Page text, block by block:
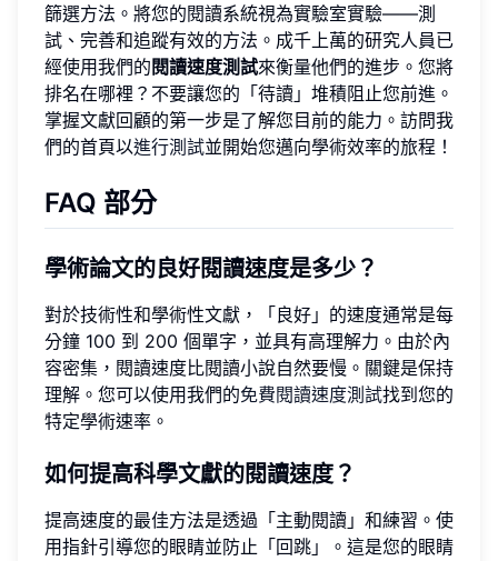
篩選方法。將您的閱讀系統視為實驗室實驗——測
試、完善和追蹤有效的方法。成千上萬的研究人員已
經使用我們的閱讀速度測試來衡量他們的進步。您將
排名在哪裡？不要讓您的「待讀」堆積阻止您前進。
掌握文獻回顧的第一步是了解您目前的能力。訪問我
們的首頁以進行測試並開始您邁向學術效率的旅程！
FAQ 部分
學術論文的良好閱讀速度是多少？
對於技術性和學術性文獻，「良好」的速度通常是每
分鐘 100 到 200 個單字，並具有高理解力。由於內
容密集，閱讀速度比閱讀小說自然要慢。關鍵是保持
理解。您可以使用我們的免費閱讀速度測試找到您的
特定學術速率。
如何提高科學文獻的閱讀速度？
提高速度的最佳方法是透過「主動閱讀」和練習。使
用指針引導您的眼睛並防止「回跳」。這是您的眼睛